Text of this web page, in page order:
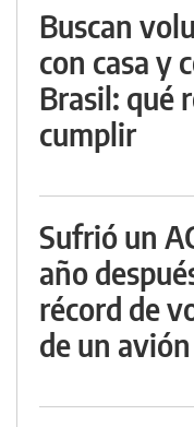
Buscan
con casa y
Brasil: qué
cumplir
Sufrió un
año
récord de
de un avión